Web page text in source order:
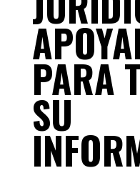
PARA
SU